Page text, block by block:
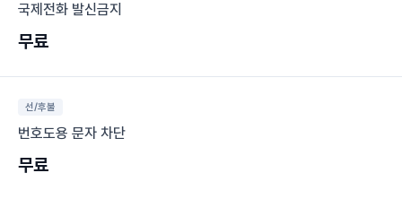
국제전화 발신금지
무료
선/후불
번호도용 문자 차단
무료